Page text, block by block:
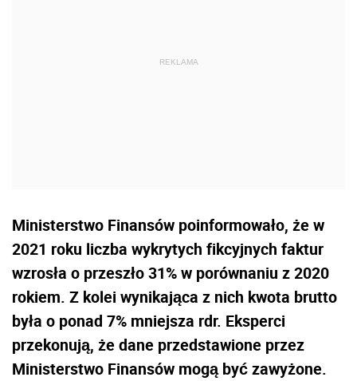
Ministerstwo Finansów poinformowało, że w
2021 roku liczba wykrytych fikcyjnych faktur
wzrosła o przeszło 31% w porównaniu z 2020
rokiem. Z kolei wynikająca z nich kwota brutto
była o ponad 7% mniejsza rdr. Eksperci
przekonują, że dane przedstawione przez
Ministerstwo Finansów mogą być zawyżone.